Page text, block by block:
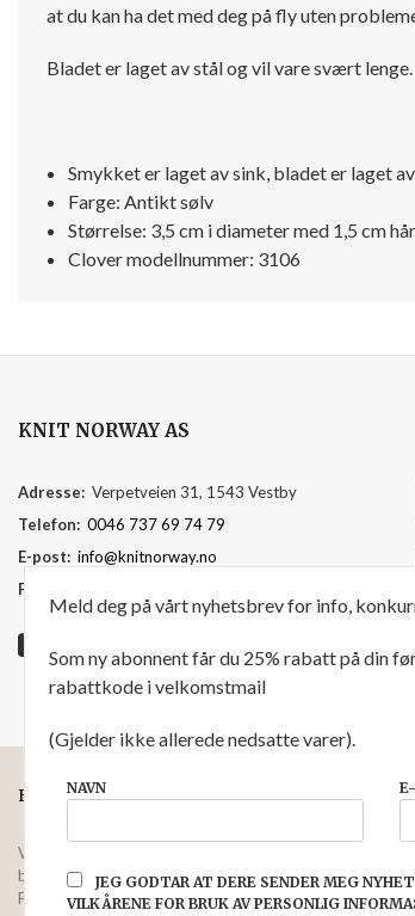
at du kan ha det med deg på fly uten
Bladet er laget av stål og vil vare svært lenge.
Smykket er laget av sink, bladet er laget
Farge: Antikt sølv
Størrelse: 3,5 cm i diameter med 1,5 cm
Clover modellnummer: 3106
KNIT NORWAY AS
Adresse: Verpetveien 31, 1543 Vestby
Telefon: 0046 737 69 74 79
E-post: info@knitnorway.no
Foretaksregisteret:
FRAKT KJØPSBETINGELSER SIKKERHET OG
Vår nettbutikk bruker cookies slik at du får en bedre
bruker cookies hovedsaklig til å lagre innloggingsdetaljer
Fortsett å bruke siden som normalt om du godtar dette.
Meld deg på vårt nyhetsbrev for info,
Som ny abonnent får du 25% rabatt på din
rabattkode i velkomstmail
(Gjelder ikke allerede nedsatte varer).
NAVN
JEG GODTAR AT DERE SENDER MEG
VILKÅRENE FOR BRUK AV PERSONLIG